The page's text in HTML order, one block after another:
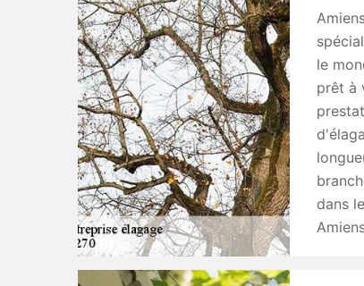
le
prêt à
dans